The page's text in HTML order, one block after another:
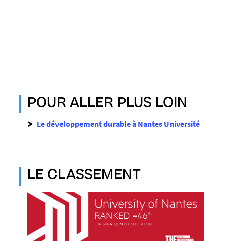
POUR ALLER PLUS LOIN
Le développement durable à Nantes Université
LE CLASSEMENT